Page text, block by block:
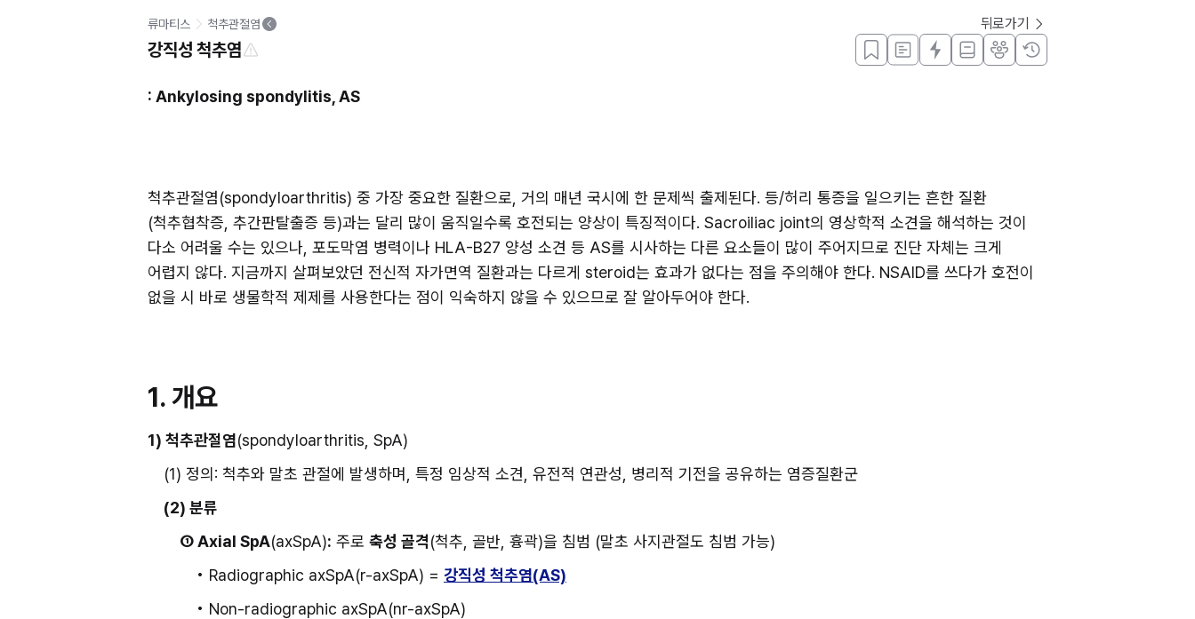
류마티스 척추관절염 뒤로가기
강직성 척추염
: Ankylosing spondylitis, AS
척추관절염(spondyloarthritis) 중 가장 중요한 질환으로, 거의 매년 국시에 한 문제씩 출제된다. 등/허리 통증을 일으키는 흔한 질환
(척추협착증, 추간판탈출증 등)과는 달리 많이 움직일수록 호전되는 양상이 특징적이다. Sacroiliac joint의 영상학적 소견을 해석하는 것이
다소 어려울 수는 있으나, 포도막염 병력이나 HLA-B27 양성 소견 등 AS를 시사하는 다른 요소들이 많이 주어지므로 진단 자체는 크게
어렵지 않다. 지금까지 살펴보았던 전신적 자가면역 질환과는 다르게 steroid는 효과가 없다는 점을 주의해야 한다. NSAID를 쓰다가 호전이
없을 시 바로 생물학적 제제를 사용한다는 점이 익숙하지 않을 수 있으므로 잘 알아두어야 한다.
1. 개요
1) 척추관절염(spondyloarthritis, SpA)
(1) 정의: 척추와 말초 관절에 발생하며, 특정 임상적 소견, 유전적 연관성, 병리적 기전을 공유하는 염증질환군
(2) 분류
① Axial SpA(axSpA): 주로 축성 골격(척추, 골반, 흉곽)을 침범 (말초 사지관절도 침범 가능)
• Radiographic axSpA(r-axSpA) = 강직성 척추염(AS)
• Non-radiographic axSpA(nr-axSpA)